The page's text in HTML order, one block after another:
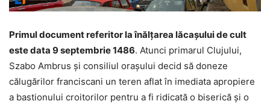
Primul document referitor la înălţarea lăcaşului de cult
este data 9 septembrie 1486. Atunci primarul Clujului,
Szabo Ambrus şi consiliul oraşului decid să doneze
călugărilor franciscani un teren aflat în imediata apropiere
a bastionului croitorilor pentru a fi ridicată o biserică şi o